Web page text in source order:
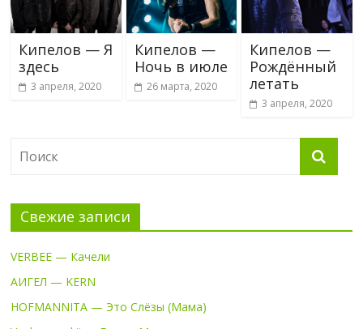
Кипелов — Я
здесь
3 апреля, 2020
Кипелов —
Ночь в июле
26 марта, 2020
Кипелов —
Рождённый
летать
3 апреля, 2020
Свежие записи
VERBEE — Качели
АИГЕЛ — KERN
HOFMANNITA — Это Слёзы (Мама)